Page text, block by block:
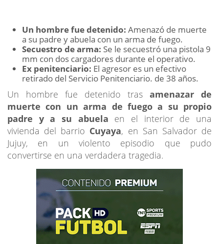
Un hombre fue detenido: Amenazó de muerte
a su padre y abuela con un arma de fuego.
Secuestro de arma: Se le secuestró una pistola 9
mm con dos cargadores durante el operativo.
Ex penitenciario: El agresor es un efectivo
retirado del Servicio Penitenciario. de 38 años.
Un hombre fue detenido tras amenazar de
muerte con un arma de fuego a su propio
padre y a su abuela en el interior de una
vivienda del barrio Cuyaya, en San Salvador de
Jujuy, en un violento episodio que pudo
convertirse en una verdadera tragedia.